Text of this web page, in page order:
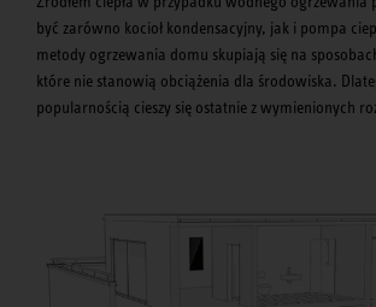
być zarówno kocioł kondensacyjny, jak i pompa
metody ogrzewania domu skupiają się na
które nie stanowią obciążenia dla środowiska.
popularnością cieszy się ostatnie z wymienionych